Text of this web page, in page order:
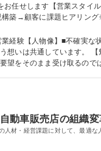
お任せします【営業スタ
実施→振り返り・次回提
ヶ月間の座学研修→現場配属後、OJT 募集職
経験【人物像】■不確実
行うことにより企業力の向上に貢献。ソリューション提供の前段のプ
望をそのまま受け取るの
動車販売店の組織
人材・経営課題に対して、最適な